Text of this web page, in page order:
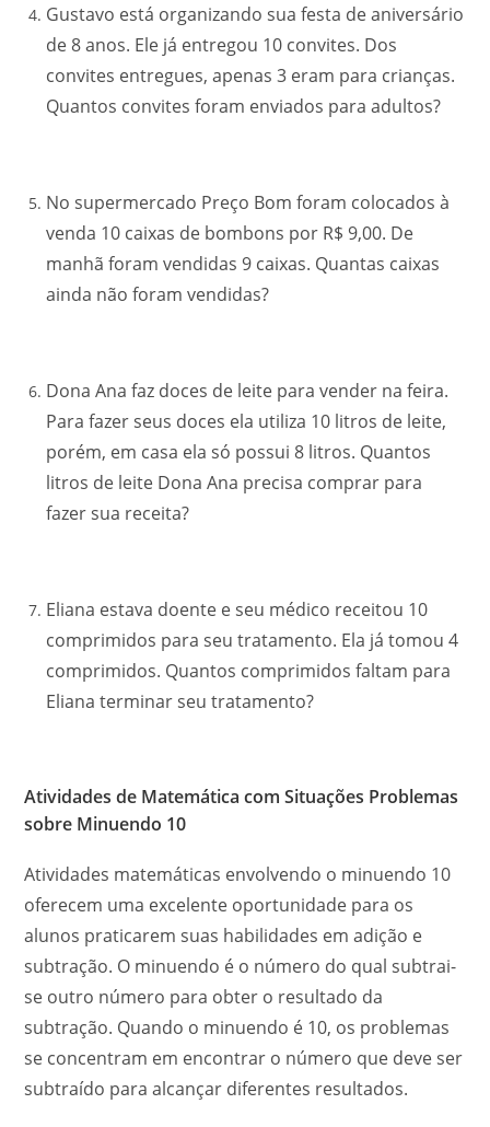
Gustavo está organizando sua festa de aniversário
de 8 anos. Ele já entregou 10 convites. Dos
convites entregues, apenas 3 eram para crianças.
Quantos convites foram enviados para adultos?
No supermercado Preço Bom foram colocados à
venda 10 caixas de bombons por R$ 9,00. De
manhã foram vendidas 9 caixas. Quantas caixas
ainda não foram vendidas?
Dona Ana faz doces de leite para vender na feira.
Para fazer seus doces ela utiliza 10 litros de leite,
porém, em casa ela só possui 8 litros. Quantos
litros de leite Dona Ana precisa comprar para
fazer sua receita?
Eliana estava doente e seu médico receitou 10
comprimidos para seu tratamento. Ela já tomou 4
comprimidos. Quantos comprimidos faltam para
Eliana terminar seu tratamento?
Atividades de Matemática com Situações Problemas
sobre Minuendo 10
Atividades matemáticas envolvendo o minuendo 10
oferecem uma excelente oportunidade para os
alunos praticarem suas habilidades em adição e
subtração. O minuendo é o número do qual subtrai-
se outro número para obter o resultado da
subtração. Quando o minuendo é 10, os problemas
se concentram em encontrar o número que deve ser
subtraído para alcançar diferentes resultados.